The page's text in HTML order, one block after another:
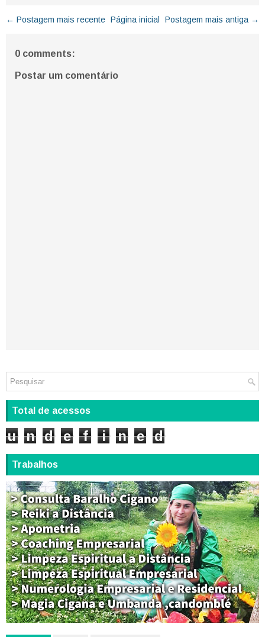
← Postagem mais recente Postagem mais antiga →
Página inicial
0 comments:
Postar um comentário
Total de acessos
u n d e f i n e d
Trabalhos